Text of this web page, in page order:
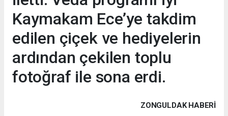
Kaymakam Ece’ye takdim
edilen çiçek ve hediyelerin
ardından çekilen toplu
fotoğraf ile sona erdi.
ZONGULDAK HABERİ